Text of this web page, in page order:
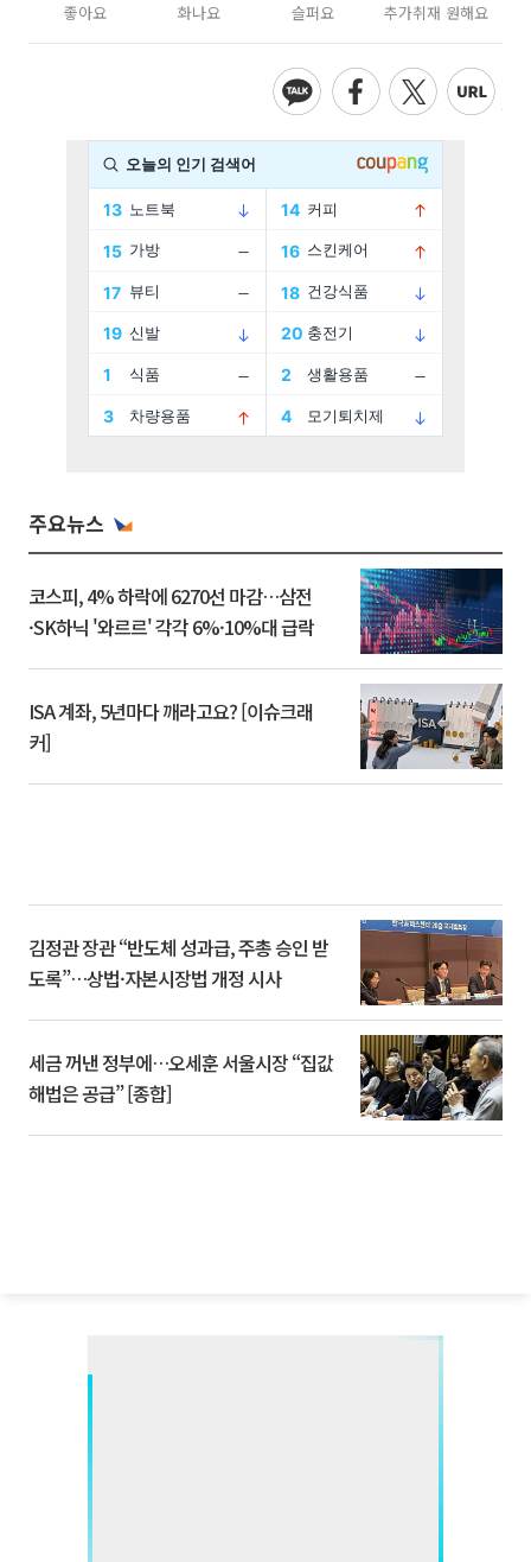
좋아요 화나요 슬퍼요 추가취재 원해요
주요뉴스
코스피, 4% 하락에 6270선 마감…삼전
·SK하닉 '와르르' 각각 6%·10%대 급락
ISA 계좌, 5년마다 깨라고요? [이슈크래
커]
김정관 장관 “반도체 성과급, 주총 승인 받
도록”…상법·자본시장법 개정 시사
세금 꺼낸 정부에…오세훈 서울시장 “집값
해법은 공급” [종합]